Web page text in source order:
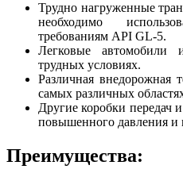
Трудно нагруженные
необходимо
требованиям API GL-5.
Легковые автомобили
трудных условиях.
Различная внедорожная
самых различных
Другие коробки передач
повышенного давления и
Преимущества: